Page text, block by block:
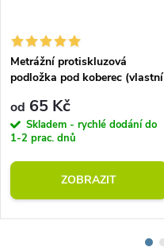
Metrážní protiskluzová
podložka pod koberec (vlastní
od 65 Kč
Skladem - rychlé dodání do
1-2 prac. dnů
ZOBRAZIT